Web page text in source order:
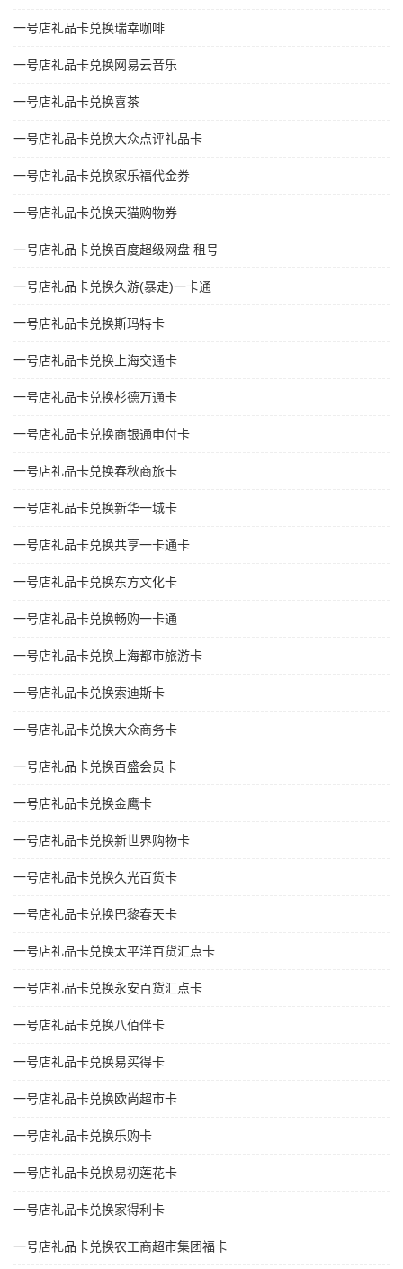
一号店礼品卡兑换瑞幸咖啡
一号店礼品卡兑换网易云音乐
一号店礼品卡兑换喜茶
一号店礼品卡兑换大众点评礼品卡
一号店礼品卡兑换家乐福代金券
一号店礼品卡兑换天猫购物券
一号店礼品卡兑换百度超级网盘 租号
一号店礼品卡兑换久游(暴走)一卡通
一号店礼品卡兑换斯玛特卡
一号店礼品卡兑换上海交通卡
一号店礼品卡兑换杉德万通卡
一号店礼品卡兑换商银通申付卡
一号店礼品卡兑换春秋商旅卡
一号店礼品卡兑换新华一城卡
一号店礼品卡兑换共享一卡通卡
一号店礼品卡兑换东方文化卡
一号店礼品卡兑换畅购一卡通
一号店礼品卡兑换上海都市旅游卡
一号店礼品卡兑换索迪斯卡
一号店礼品卡兑换大众商务卡
一号店礼品卡兑换百盛会员卡
一号店礼品卡兑换金鹰卡
一号店礼品卡兑换新世界购物卡
一号店礼品卡兑换久光百货卡
一号店礼品卡兑换巴黎春天卡
一号店礼品卡兑换太平洋百货汇点卡
一号店礼品卡兑换永安百货汇点卡
一号店礼品卡兑换八佰伴卡
一号店礼品卡兑换易买得卡
一号店礼品卡兑换欧尚超市卡
一号店礼品卡兑换乐购卡
一号店礼品卡兑换易初莲花卡
一号店礼品卡兑换家得利卡
一号店礼品卡兑换农工商超市集团福卡